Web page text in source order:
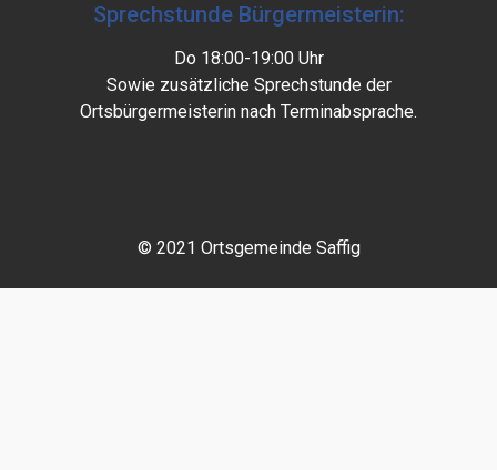
Sprechstunde Bürgermeisterin:
Do 18:00-19:00 Uhr
Sowie zusätzliche Sprechstunde der
Ortsbürgermeisterin nach Terminabsprache.
© 2021 Ortsgemeinde Saffig